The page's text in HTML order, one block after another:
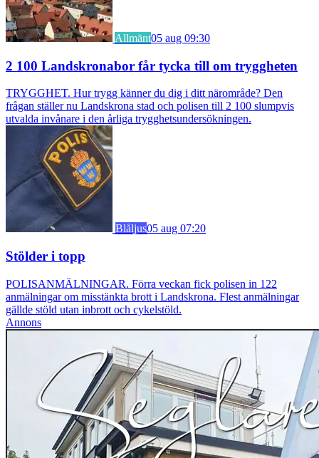
Allmänt05 aug 09:30
2 100 Landskronabor får tycka till om tryggheten
TRYGGHET. Hur trygg känner du dig i ditt närområde? Den
frågan ställer nu Landskrona stad och polisen till 2 100 slumpvis
utvalda invånare i den årliga trygghetsundersökningen.
Blåljus05 aug 07:20
Stölder i topp
POLISANMÄLNINGAR. Förra veckan fick polisen in 122
anmälningar om misstänkta brott i Landskrona. Flest anmälningar
gällde stöld utan inbrott och cykelstöld.
Annons